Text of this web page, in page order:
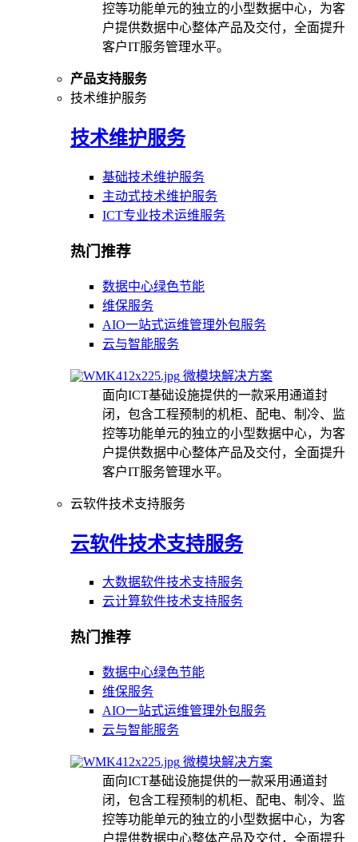
控等功能单元的独立的小型数据中心，为客
户提供数据中心整体产品及交付，全面提升
客户IT服务管理水平。
产品支持服务
技术维护服务
技术维护服务
基础技术维护服务
主动式技术维护服务
ICT专业技术运维服务
热门推荐
数据中心绿色节能
维保服务
AIO一站式运维管理外包服务
云与智能服务
微模块解决方案
面向ICT基础设施提供的一款采用通道封
闭，包含工程预制的机柜、配电、制冷、监
控等功能单元的独立的小型数据中心，为客
户提供数据中心整体产品及交付，全面提升
客户IT服务管理水平。
云软件技术支持服务
云软件技术支持服务
大数据软件技术支持服务
云计算软件技术支持服务
热门推荐
数据中心绿色节能
维保服务
AIO一站式运维管理外包服务
云与智能服务
微模块解决方案
面向ICT基础设施提供的一款采用通道封
闭，包含工程预制的机柜、配电、制冷、监
控等功能单元的独立的小型数据中心，为客
户提供数据中心整体产品及交付，全面提升